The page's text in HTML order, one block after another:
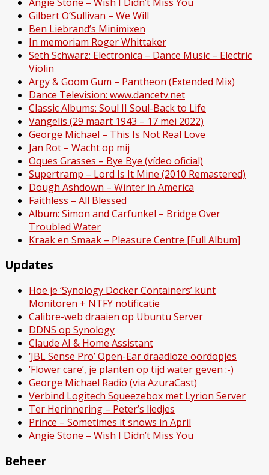
Gilbert O’Sullivan – We Will
Ben Liebrand’s Minimixen
In memoriam Roger Whittaker
Seth Schwarz: Electronica – Dance Music – Electric
Violin
Argy & Goom Gum – Pantheon (Extended Mix)
Dance Television: www.dancetv.net
Classic Albums: Soul II Soul-Back to Life
Vangelis (29 maart 1943 – 17 mei 2022)
George Michael – This Is Not Real Love
Jan Rot – Wacht op mij
Oques Grasses – Bye Bye (vídeo oficial)
Supertramp – Lord Is It Mine (2010 Remastered)
Dough Ashdown – Winter in America
Faithless – All Blessed
Album: Simon and Carfunkel – Bridge Over
Troubled Water
Kraak en Smaak – Pleasure Centre [Full Album]
Updates
Hoe je ‘Synology Docker Containers’ kunt
Monitoren + NTFY notificatie
Calibre-web draaien op Ubuntu Server
DDNS op Synology
Claude AI & Home Assistant
‘JBL Sense Pro’ Open-Ear draadloze oordopjes
‘Flower care’, je planten op tijd water geven :-)
George Michael Radio (via AzuraCast)
Verbind Logitech Squeezebox met Lyrion Server
Ter Herinnering – Peter’s liedjes
Prince – Sometimes it snows in April
Angie Stone – Wish I Didn’t Miss You
Beheer